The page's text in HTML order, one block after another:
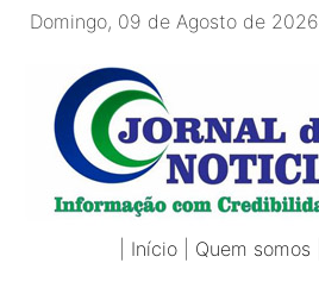
Domingo, 09 de Agosto de 2026
Início Quem somos